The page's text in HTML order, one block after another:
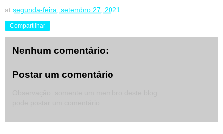
at segunda-feira, setembro 27, 2021
Compartilhar
Nenhum comentário:
Postar um comentário